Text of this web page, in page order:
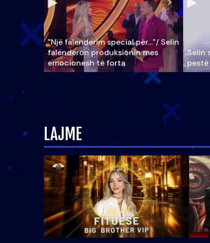
"Një falenderim special për…"/ Selin
falënderon produksionin mes
emocionesh të forta
Selin
pestë
LAJME